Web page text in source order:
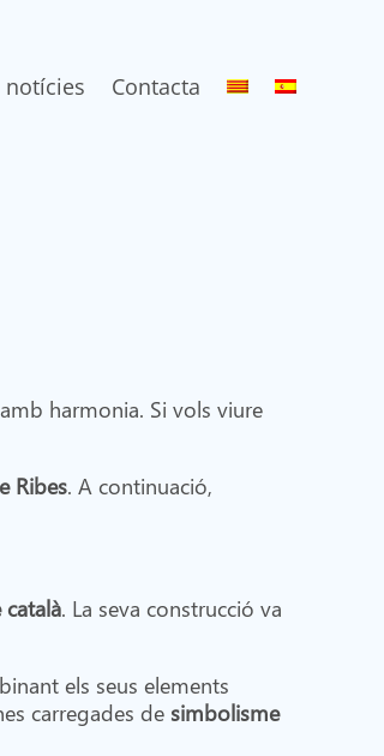
Contacta
harmonia. Si vols viure
Ribes. A continuació,
. La seva construcció va
els seus elements
carregades de simbolisme